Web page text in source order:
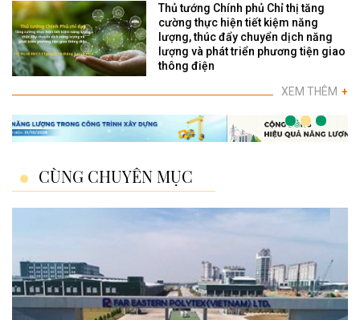
Thủ tướng Chính phủ Chỉ thị tăng
cường thực hiện tiết kiệm năng
lượng, thúc đẩy chuyển dịch năng
lượng và phát triển phương tiện giao
thông điện
XEM THÊM +
CÙNG CHUYÊN MỤC